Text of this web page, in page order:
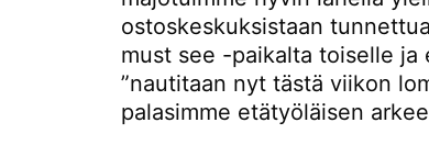
ostoskeskuksistaan
must see -paikalta toiselle ja
”nautitaan nyt tästä viikon
palasimme etätyöläisen